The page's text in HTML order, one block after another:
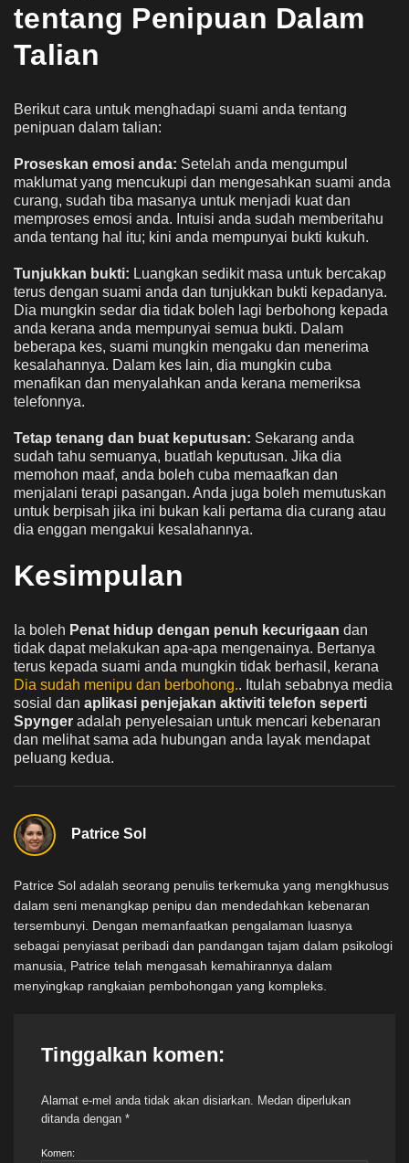
tentang Penipuan Dalam
Talian
Berikut cara untuk menghadapi suami anda tentang
penipuan dalam talian:
Proseskan emosi anda: Setelah anda mengumpul
maklumat yang mencukupi dan mengesahkan suami anda
curang, sudah tiba masanya untuk menjadi kuat dan
memproses emosi anda. Intuisi anda sudah memberitahu
anda tentang hal itu; kini anda mempunyai bukti kukuh.
Tunjukkan bukti: Luangkan sedikit masa untuk bercakap
terus dengan suami anda dan tunjukkan bukti kepadanya.
Dia mungkin sedar dia tidak boleh lagi berbohong kepada
anda kerana anda mempunyai semua bukti. Dalam
beberapa kes, suami mungkin mengaku dan menerima
kesalahannya. Dalam kes lain, dia mungkin cuba
menafikan dan menyalahkan anda kerana memeriksa
telefonnya.
Tetap tenang dan buat keputusan: Sekarang anda
sudah tahu semuanya, buatlah keputusan. Jika dia
memohon maaf, anda boleh cuba memaafkan dan
menjalani terapi pasangan. Anda juga boleh memutuskan
untuk berpisah jika ini bukan kali pertama dia curang atau
dia enggan mengakui kesalahannya.
Kesimpulan
Ia boleh Penat hidup dengan penuh kecurigaan dan
tidak dapat melakukan apa-apa mengenainya. Bertanya
terus kepada suami anda mungkin tidak berhasil, kerana
Dia sudah menipu dan berbohong.. Itulah sebabnya media
sosial dan aplikasi penjejakan aktiviti telefon seperti
Spynger adalah penyelesaian untuk mencari kebenaran
dan melihat sama ada hubungan anda layak mendapat
peluang kedua.
Patrice Sol
Patrice Sol adalah seorang penulis terkemuka yang mengkhusus
dalam seni menangkap penipu dan mendedahkan kebenaran
tersembunyi. Dengan memanfaatkan pengalaman luasnya
sebagai penyiasat peribadi dan pandangan tajam dalam psikologi
manusia, Patrice telah mengasah kemahirannya dalam
menyingkap rangkaian pembohongan yang kompleks.
Tinggalkan komen:
Alamat e-mel anda tidak akan disiarkan. Medan diperlukan
ditanda dengan *
Komen: